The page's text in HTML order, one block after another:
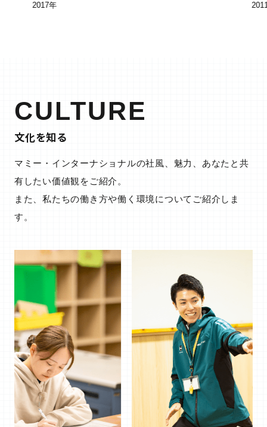
2017年
CULTURE
文化を知る
マミー・インターナショナルの社風、魅力、あなたと共
有したい価値観をご紹介。
また、私たちの働き方や働く環境についてご紹介しま
す。